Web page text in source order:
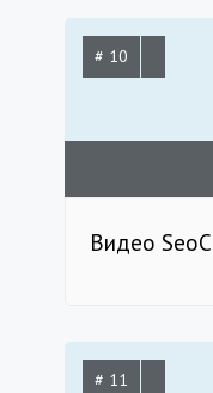
# 10
Видео
# 11